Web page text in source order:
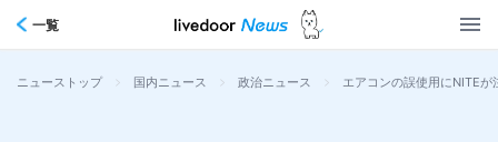
一覧
ニューストップ > 国内ニュース > 政治ニュース > エアコンの誤使用にNITE